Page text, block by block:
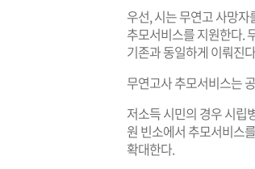
우선, 시는 무연고 사망
추모서비스를 지원한다.
기존과 동일하게 이뤄진
무연고사 추모서비스는
저소득 시민의 경우 시
원 빈소에서 추모서비스
확대한다.